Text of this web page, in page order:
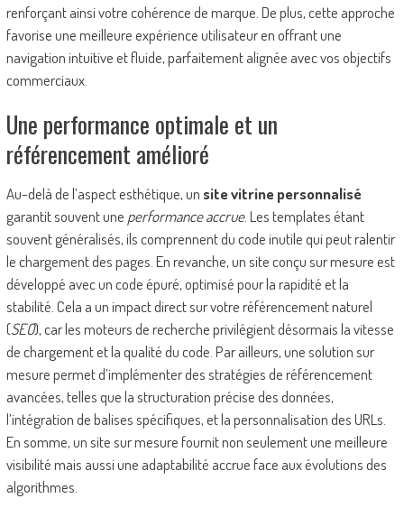
renforçant ainsi votre cohérence de marque. De plus, cette approche
favorise une meilleure expérience utilisateur en offrant une
navigation intuitive et fluide, parfaitement alignée avec vos objectifs
commerciaux.
Une performance optimale et un
référencement amélioré
Au-delà de l’aspect esthétique, unsite vitrine personnalisé
garantit souvent une performance accrue. Les templates étant
souvent généralisés, ils comprennent du code inutile qui peut ralentir
le chargement des pages. En revanche, un site conçu sur mesure est
développé avec un code épuré, optimisé pour la rapidité et la
stabilité. Cela a un impact direct sur votre référencement naturel
(SEO), car les moteurs de recherche privilégient désormais la vitesse
de chargement et la qualité du code. Par ailleurs, une solution sur
mesure permet d’implémenter des stratégies de référencement
avancées, telles que la structuration précise des données,
l’intégration de balises spécifiques, et la personnalisation des URLs.
En somme, un site sur mesure fournit non seulement une meilleure
visibilité mais aussi une adaptabilité accrue face aux évolutions des
algorithmes.